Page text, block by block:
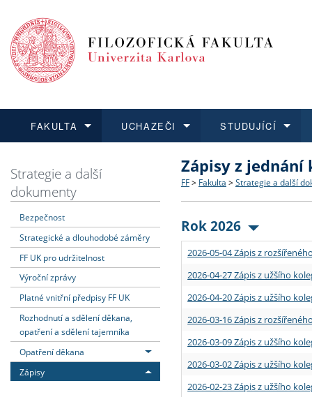
FAKULTA
Dozvědět se více
Struktura a historie
Strategie a další
Podpora a benefity pro
Absolventi fakulty
UCHAZEČI
Podat přihlášku
Co studovat a jak se
Učitelské studijní
Informace k průběhu
STUDUJÍCÍ
Dozvědět se více
Bakalářské a magisterské
Doktorské studium
Rigorózní řízení
Dozvědět se více
O vědě a výzkumu na FF
Akademické kvalifikace
Granty a projekty
Dozvědět se více
Aktuální nabídky a
Vyjíždějící studenti
Přijíždějící studenti
Vyjíždějící zaměstnanci
Strategie a další
dokumenty
Bezpečnost
Strategické a dlouhodobé záměry
FF UK pro udržitelnost
Výroční zprávy
Platné vnitřní předpisy FF UK
Rozhodnutí a sdělení děkana,
opatření a sdělení tajemníka
Opatření děkana
Zápisy
Zápisy z jednání
FF > Fakulta > Strategie a další
Rok 2026
2026-05-04 Zápis z
2026-04-27 Zápis z užšího
2026-04-20 Zápis z užšího
2026-03-16 Zápis z
2026-03-09 Zápis z užšího
2026-03-02 Zápis z užšího
2026-02-23 Zápis z užšího